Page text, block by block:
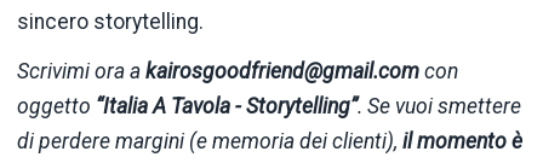
sincero storytelling.
Scrivimi ora a kairosgoodfriend@gmail.com con
oggetto “Italia A Tavola - Storytelling”. Se vuoi smettere
di perdere margini (e memoria dei clienti), il momento è